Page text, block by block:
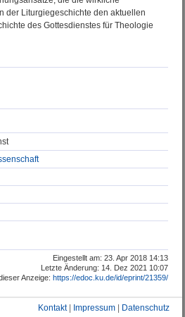
der Liturgiegeschichte den aktuellen
des Gottesdienstes für Theologie
Eingestellt am: 23. Apr 2018 14:13
Letzte Änderung: 14. Dez 2021 10:07
Anzeige: https://edoc.ku.de/id/eprint/21359/
Kontakt| Impressum Datenschutz